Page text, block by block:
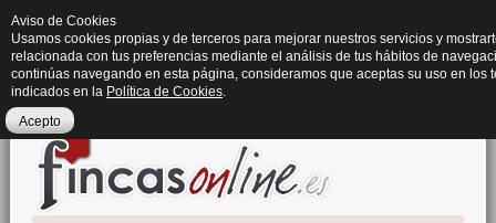
Aviso de Cookies
Usamos cookies propias y de terceros para mejorar nuestros servicios y
relacionada con tus preferencias mediante el análisis de tus hábitos de
continúas navegando en esta página, consideramos que aceptas su uso en los
indicados en la Política de Cookies.
Acepto